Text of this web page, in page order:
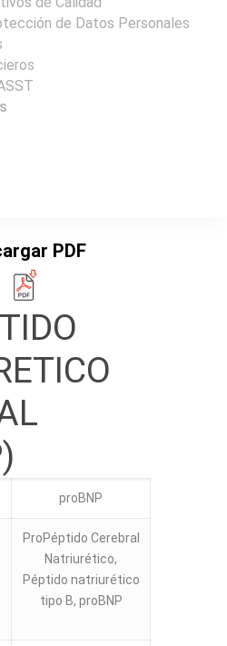
de Datos Personales
PDF
proBNP
ProPéptido Cerebral
Natriurético,
Péptido natriurético
tipo B, proBNP